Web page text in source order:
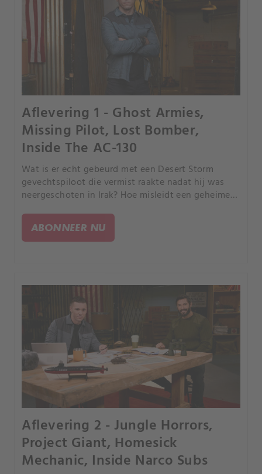
Aflevering 1 - Ghost Armies,
Missing Pilot, Lost Bomber,
Inside The AC-130
Wat is er echt gebeurd met een Desert Storm
gevechtspiloot die vermist raakte nadat hij was
neergeschoten in Irak? Hoe misleidt een geheime
geallieerden vóór de landing op D-Day?.
ABONNEER NU
Aflevering 2 - Jungle Horrors,
Project Giant, Homesick
Mechanic, Inside Narco Subs